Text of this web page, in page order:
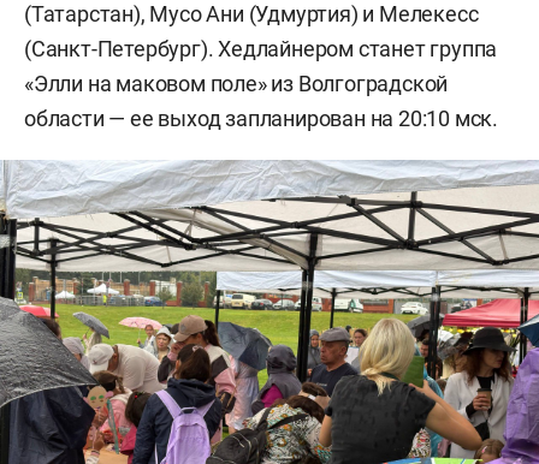
(Татарстан), Мусо Ани (Удмуртия) и Мелекесс
(Санкт-Петербург). Хедлайнером станет группа
«Элли на маковом поле» из Волгоградской
области — ее выход запланирован на 20:10 мск.